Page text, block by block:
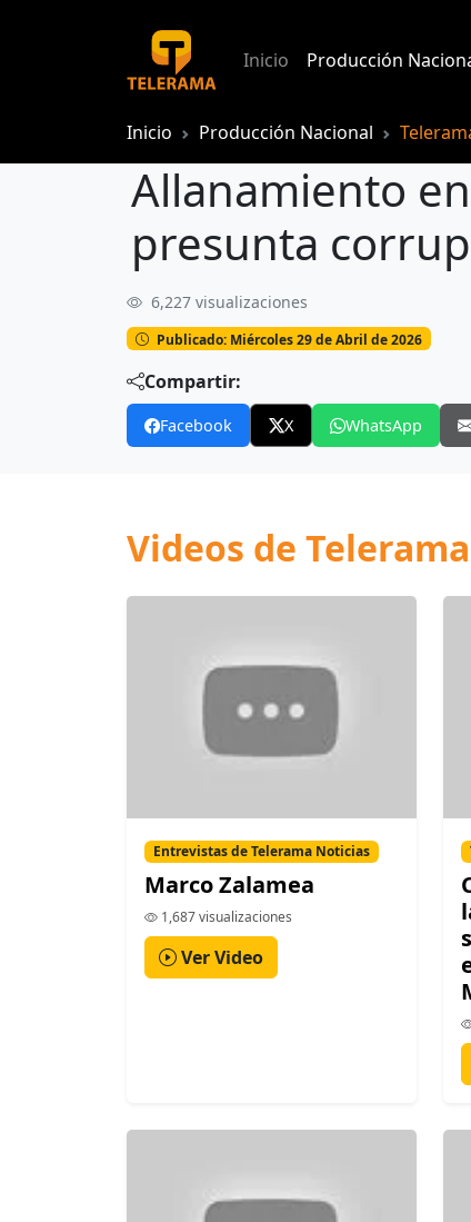
Inicio Producción
Inicio Producción Nacional
Allanamiento
presunta
Allanamiento en centro
6,227 visualizaciones
Publicado: Miércoles 29 de Abril de 2026
Compartir:
Facebook X WhatsApp
Videos de
Entrevistas de Telerama Noticias
Marco Zalamea
1,687 visualizaciones
Ver Video